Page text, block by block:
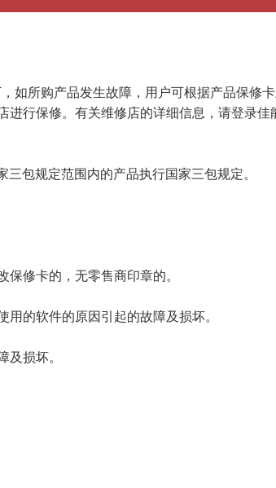
如所购产品发生故障，用户可根据产品保修
行保修。有关维修店的详细信息，请登录
包规定范围内的产品执行国家三包规定。
修卡的，无零售商印章的。
的软件的原因引起的故障及损坏。
损坏。